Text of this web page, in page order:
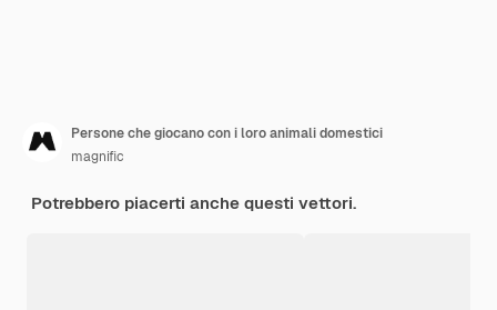
Persone che giocano con i loro animali domestici
magnific
Potrebbero piacerti anche questi vettori.